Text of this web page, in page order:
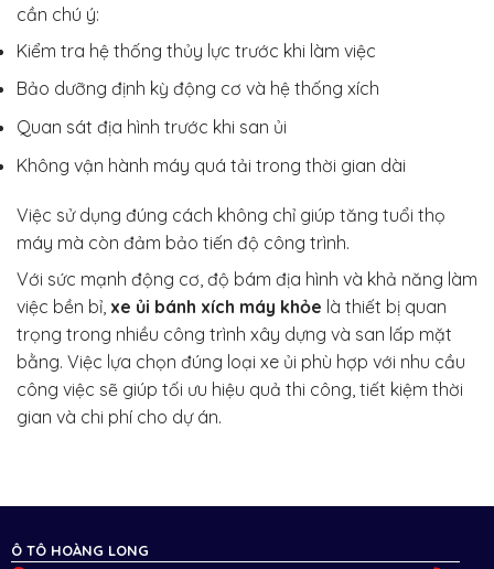
cần chú ý:
Kiểm tra hệ thống thủy lực trước khi làm việc
Bảo dưỡng định kỳ động cơ và hệ thống xích
Quan sát địa hình trước khi san ủi
Không vận hành máy quá tải trong thời gian dài
Việc sử dụng đúng cách không chỉ giúp tăng tuổi thọ
máy mà còn đảm bảo tiến độ công trình.
Với sức mạnh động cơ, độ bám địa hình và khả năng làm
việc bền bỉ, xe ủi bánh xích máy khỏe là thiết bị quan
trọng trong nhiều công trình xây dựng và san lấp mặt
bằng. Việc lựa chọn đúng loại xe ủi phù hợp với nhu cầu
công việc sẽ giúp tối ưu hiệu quả thi công, tiết kiệm thời
gian và chi phí cho dự án.
Ô TÔ HOÀNG LONG